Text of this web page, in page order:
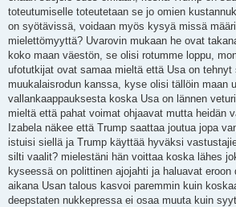
toteutumiselle toteutetaan se jo omien
on syötävissä, voidaan myös kysyä missä
mielettömyyttä? Uvarovin mukaan he ovat
koko maan väestön, se olisi rotumme loppu,
ufotutkijat ovat samaa mieltä että Usa on tehnyt
muukalaisrodun kanssa, kyse olisi tällöin maan
vallankaappauksesta koska Usa on lännen
mieltä että pahat voimat ohjaavat mutta heidän
Izabela näkee että Trump saattaa joutua jopa
istuisi siellä ja Trump käyttää hyväksi
silti vaalit? mielestäni hän voittaa koska lähes
kyseessä on polittinen ajojahti ja haluavat eroon
aikana Usan talous kasvoi paremmin kuin
deepstaten nukkepressa ei osaa muuta kuin